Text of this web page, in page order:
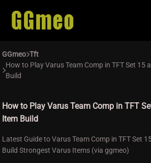
GGmeo Tft
How to Play Varus Team Comp in TFT Set 15
Build
How to Play Varus Team Comp in TFT
Item Build
Latest Guide to Varus Team Comp in TFT Set
Build Strongest Varus Items (via ggmeo)